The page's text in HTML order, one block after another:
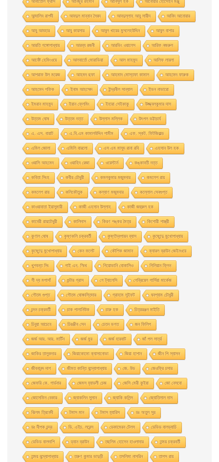
আনাতােল ফ্রাঁস আনিছুর রহমান আনিসুল হক আনোয়ার হোসেইন মঞ্জু
আন্দালিব রাশদী আবদুল মান্নান সৈয়দ আবদুল্লাহ আবু সায়ীদ আবিদ আনোয়ার
আবু আযহার আবু কায়সার আবুল খায়ের মুসলেহউদ্দিন আবুল বাশার
আরতি গঙ্গোপাধ্যায় আরব্য রজনী আরভিং ওয়ালেস আরিফ নজরুল
আর্নেষ্ট হেমিংওয়ে আলবার্তো মােরাভিয়া আল মাহমুদ আলিফ লায়লা
আশরাফ উল ময়েজ আহমদ ছফা আহমাদ মোস্তফা কামাল আহমেদ ফারুক
আহমেদ শফিক ইনাম আহম্মেদ ইন্দ্রনীল সান্যাল ইভন নাভারাে
ইমরান মাহমুদ ইয়ান ফ্লেমিং ইহারা সেইকাকু উজ্জ্বলকুমার দাস
উত্তম ঘােষ উত্তম দত্ত উল্লাস মল্লিক উৎপল ভট্টাচার্য
এ. এস. বায়াট এ.বি.এম কামালউদ্দিন শামীম এফ. স্কট. ফিটজিরাল্ড
এমিল জোলা এমিলি বারলো এস এম মাসুদ রানা রবি এহসান উল হক
ওয়াসি আহমেদ ওয়াহিদ রেজা ওয়েস্টার্ন কঙ্কাবতী দত্ত
কবিতা সিংহ কবীর চৌধুরী কমলকুমার মজুমদার কমলেশ রায়
কমলেশ রায় কলিকৌতুক কল্যাণ মজুমদার কল্লোল সেনগুপ্ত
কাওয়াবাতা ইয়াসুমারী কাজী এহসান উল্লাহ কাজী জহুরুল হক
কাবেরী রায়চৌধুরী কালিদাস কিরণ শঙ্কর মৈত্র কিশোরী শাস্ত্রী
কুণাল ঘোষ কৃষ্ণকলি চক্রবর্তী কৃষ্ণদ্বৈপায়ন ব্যাস কৃষ্ণেন্দু মুখােপাধ্যায়
কৃষ্ণেন্দু মুখোপাধ্যায় কেন ফলেট কৌশিক জামান ক্যারল ব্রাউন জেইনওয়ে
খুশবন্ত সিং গাই এন. স্মিথ গিয়ােভানি বােকাসিও গিলিয়ান ফ্লিন
গী দ্য মপাসাঁ গুন্টার গ্রাস গে ট্যালেসি গেব্রিয়েল গার্সিয়া মার্কেজ
গৌতম গুপ্ত গৌতম ঘোষদস্তিদার গ্রাহাম সুইফট ঘনশ্যাম চৌধুরী
চন্দন চক্রবর্তী চাক পালানিউক চারু হক চিত্ররঞ্জন মাইতি
চিনুয়া আচেবে চিরঞ্জীব সেন চেতন ভগত জন ফিলিপ
জর্জ আর. আর. মার্টিন জর্জ মুর জর্জ হারবাট জাঁ পল সার্ত্র
জাকির তালুকদার জিয়াকোমাে ক্যাসানােভা জিয়া হাশান জীন পি স্যাসন
জীবনানন্দ দাশ জীমত কান্তি বন্দ্যোপাধ্যায় জে. উড জেওফ্রি চসার
জেফরি কে. গার্ডনার জেমস হ্যাডলী চেজ জেসি মেরী কুইয়া জো নেসবো
জোসেফিন বেকার জ্যাকলিন সুসান জ্যাকি কলিন্স জ্যোতিলাল দাস
ঝিলম ত্রিবেদী টমাস মান টমাস হ্যারিস ডঃ অতুল সুর
ডঃ দীপক চন্দ্র ডি. এইচ. লরেন্স ডেকামেরন টেলস ডেভিড বালড্যাচি
ডেভিড বালদাশি ড্যান ব্রাউন তছলিম হোসেন হাওলাদার তন্ময় চক্রবর্তী
তন্ময় বন্দ্যোপাধ্যায় তরুণ কুমার ভাদুড়ী তসলিমা নাসরিন তাপস রায়